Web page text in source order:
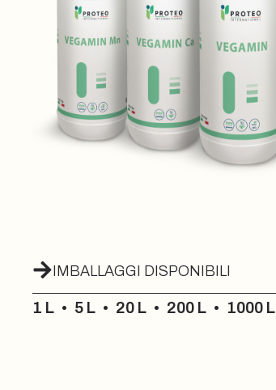
1 L • 5 L • 20 L • 200 L • 1000 L
IMBALLAGGI DISPONIBILI